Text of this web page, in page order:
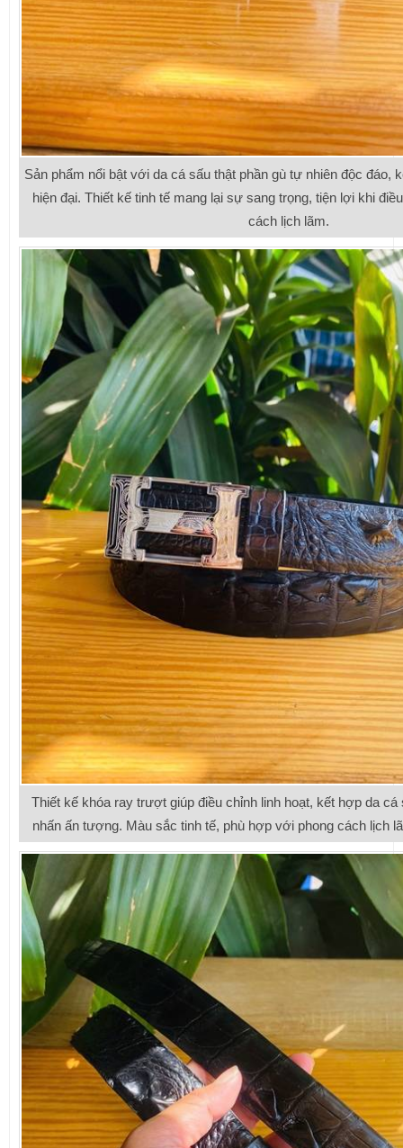
Sản phẩm nổi bật với da cá sấu thật phần gù tự nhiên độc đáo,
hiện đại. Thiết kế tinh tế mang lại sự sang trọng, tiện lợi khi
cách lịch lãm.
Thiết kế khóa ray trượt giúp điều chỉnh linh hoạt, kết hợp da cá
nhấn ấn tượng. Màu sắc tinh tế, phù hợp với phong cách lịch